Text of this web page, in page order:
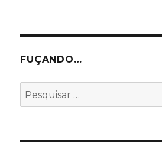
FUÇANDO…
Pesquisar
por: